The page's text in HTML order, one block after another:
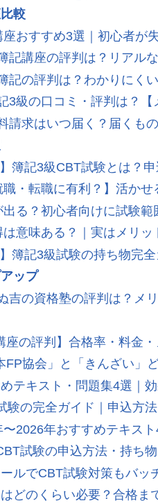
較
おすすめ3選｜初心者が
記講座の評判は？リアル
記の評判は？わかりにく
3級の口コミ・評判は？【
請求はいつ届く？届くも
】簿記3級CBT試験とは？
職・転職に有利？】活か
る？初心者向けに試験範
意味ある？｜実はメリ
】簿記3級試験の持ち物完
ップ
吉の資格塾の評判は？メ
座の評判】合格率・料金
FP協会」と「きんざい」
めテキスト・問題集4選｜
験の完全ガイド｜申込方
〜2026年おすすめテキス
試験の申込方法・持ち
ールでCBT試験対策もバッ
どのくらい必要？合格ま